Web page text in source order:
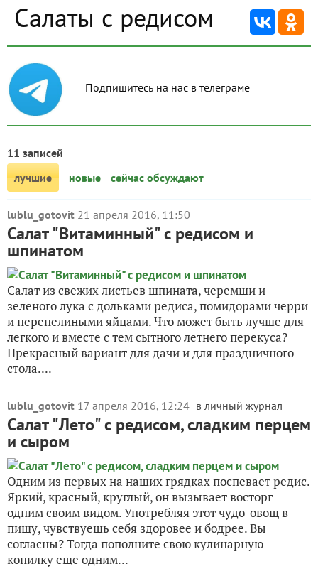
Салаты с редисом
Подпишитесь на нас в телеграме
11 записей
лучшие
новые сейчас обсуждают
lublu_gotovit 21 апреля 2016, 11:50
Салат "Витаминный" с редисом и
шпинатом
Салат из свежих листьев шпината, черемши и
зеленого лука с дольками редиса, помидорами черри
и перепелиными яйцами. Что может быть лучше для
легкого и вместе с тем сытного летнего перекуса?
Прекрасный вариант для дачи и для праздничного
стола....
lublu_gotovit 17 апреля 2016, 12:24 в личный журнал
Салат "Лето" с редисом, сладким перцем
и сыром
Одним из первых на наших грядках поспевает редис.
Яркий, красный, круглый, он вызывает восторг
одним своим видом. Употребляя этот чудо-овощ в
пищу, чувствуешь себя здоровее и бодрее. Вы
согласны? Тогда пополните свою кулинарную
копилку еще одним...